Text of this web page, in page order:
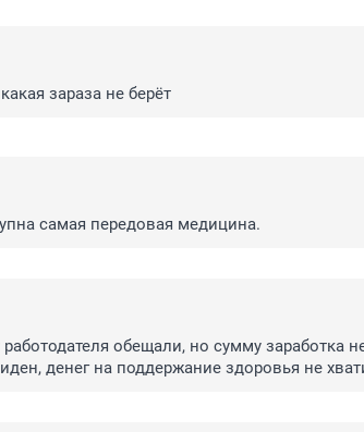
зараза не берёт
самая передовая медицина.
обещали, но сумму заработка
денег на поддержание здоровья не